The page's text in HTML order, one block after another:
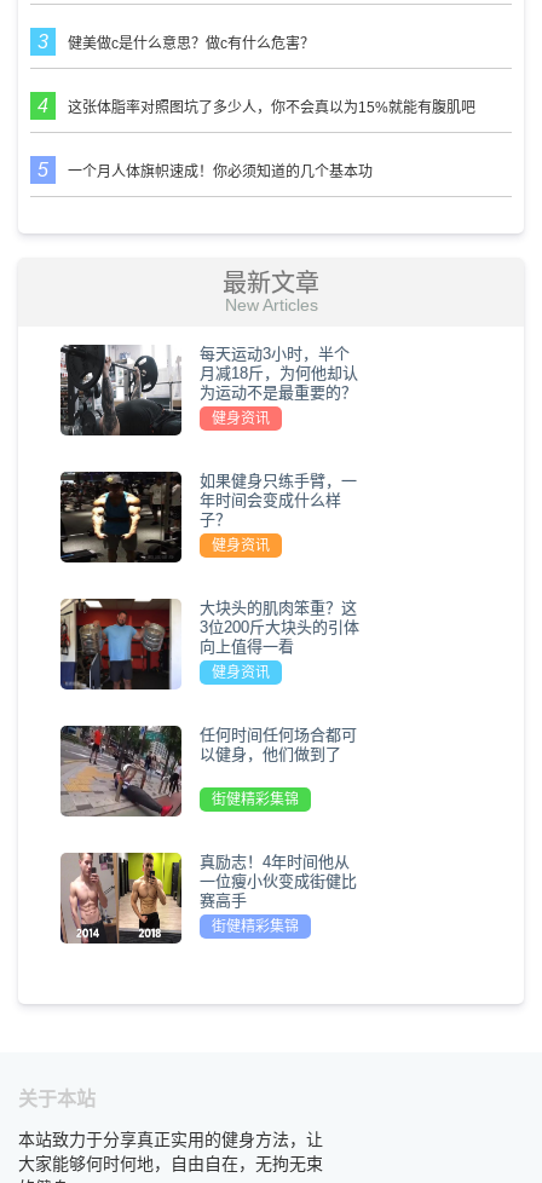
健美做c是什么意思？做c有什么危害？
这张体脂率对照图坑了多少人，你不会真以为15%就能有腹肌吧
一个月人体旗帜速成！你必须知道的几个基本功
最新文章
New Articles
每天运动3小时，半个
月减18斤，为何他却认
为运动不是最重要的？
健身资讯
如果健身只练手臂，一
年时间会变成什么样
子？
健身资讯
大块头的肌肉笨重？这
3位200斤大块头的引体
向上值得一看
健身资讯
任何时间任何场合都可
以健身，他们做到了
街健精彩集锦
真励志！4年时间他从
一位瘦小伙变成街健比
赛高手
街健精彩集锦
关于本站
本站致力于分享真正实用的健身方法，让
大家能够何时何地，自由自在，无拘无束